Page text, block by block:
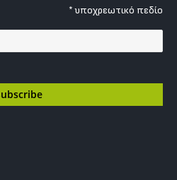
*υποχρεωτικό πεδίο